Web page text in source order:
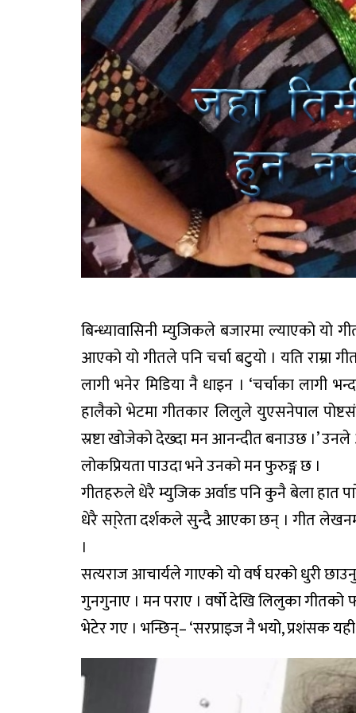
बिन्ध्यावासिनी म्युजिकले बजारमा ल्याएको यो
आएको यो गीतले पनि चर्चा बटुयो । यति राम्रा
लागी भनेर मिडिया नै धाइन । ‘चर्चाका
हालैको भेटमा गीतकार लिलुले युएसनेपाल
स्रष्टा खोजेको देख्दा मन आनन्दीत बनाउछ ।’
लोकप्रियता पाउदा भने उनको मन फुरुङ्ग छ ।
गीतहरुले धेरै म्युजिक अर्वाड पनि कुनै बेला हात
धेरै सा्रेता दर्शकले सुन्दै आएका छन् । गीत
।
सत्यराज आचार्यले गाएको यो वर्ष घरको धुरी
गुनगुनाए । मन पराए । वर्षो देखि लिलुका
भेटेर गए । भन्छिन्– ‘सरप्राइज नै भयो, प्रशंसक